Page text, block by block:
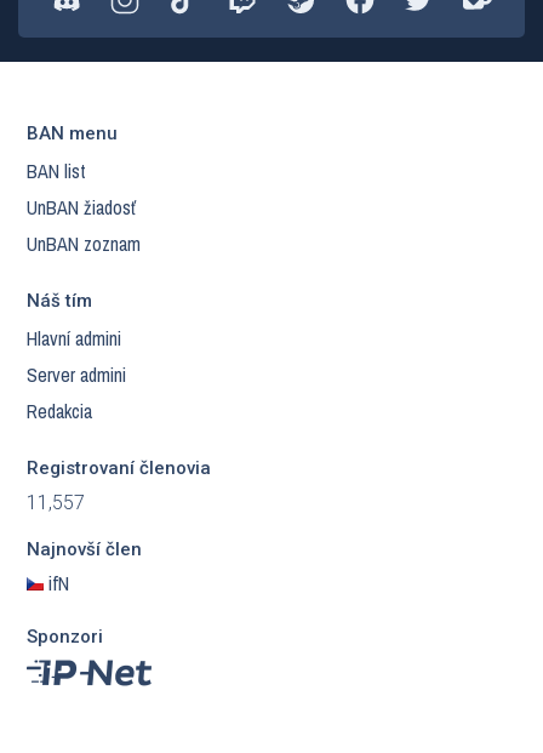
BAN menu
BAN list
UnBAN žiadosť
UnBAN zoznam
Náš tím
Hlavní admini
Server admini
Redakcia
Registrovaní členovia
11,557
Najnovší člen
ifN
Sponzori